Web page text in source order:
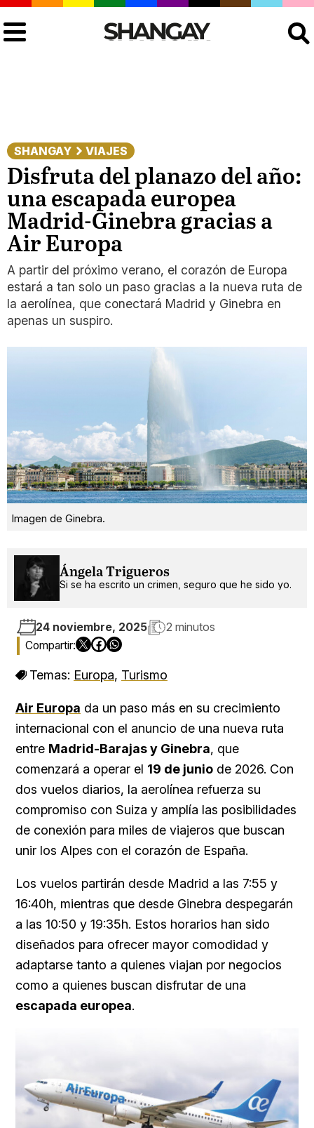
SHANGAY VIAJES
Disfruta del planazo del año:
una escapada europea
Madrid-Ginebra gracias a
Air Europa
A partir del próximo verano, el corazón de Europa
estará a tan solo un paso gracias a la nueva ruta de
la aerolínea, que conectará Madrid y Ginebra en
apenas un suspiro.
Imagen de Ginebra.
Ángela Trigueros
Si se ha escrito un crimen, seguro que he sido yo.
24 noviembre, 2025 2 minutos
Temas: Europa, Turismo
Air Europa da un paso más en su crecimiento
internacional con el anuncio de una nueva ruta
entre Madrid-Barajas y Ginebra, que
comenzará a operar el 19 de junio de 2026. Con
dos vuelos diarios, la aerolínea refuerza su
compromiso con Suiza y amplía las posibilidades
de conexión para miles de viajeros que buscan
unir los Alpes con el corazón de España.
Los vuelos partirán desde Madrid a las 7:55 y
16:40h, mientras que desde Ginebra despegarán
a las 10:50 y 19:35h. Estos horarios han sido
diseñados para ofrecer mayor comodidad y
adaptarse tanto a quienes viajan por negocios
como a quienes buscan disfrutar de una
escapada europea.